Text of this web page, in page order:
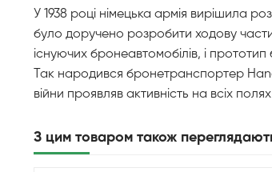
У 1938 році німецька армія вирішила
було доручено розробити ходову
існуючих бронеавтомобілів, і
Так народився бронетранспортер
війни проявляв активність на всіх
З цим товаром також